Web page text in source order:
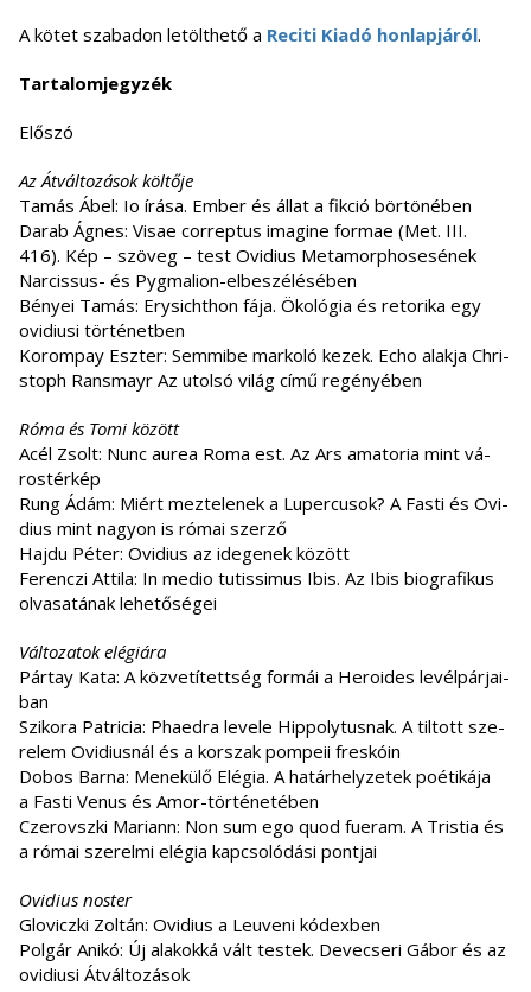
A kötet szabadon letölthető a Reciti Kiadó honlapjáról.
Tartalomjegyzék
Előszó
Az Átváltozások költője
Ta­más Ábel: Io írá­sa. Em­ber és ál­lat a fik­ció bör­tö­né­ben
Da­rab Ág­nes: Vi­sae cor­rep­tus ima­gi­ne for­mae (Met. III.
416). Kép – szö­veg – test Ovi­di­us Me­ta­mor­p­hos­esének
Narcissus- és Pygmalion-elbeszélésében
Bé­nyei Ta­más: Ery­sicht­hon fája. Öko­ló­gia és re­to­ri­ka egy
ovi­di­u­si tör­té­net­ben
Ko­rom­pay Esz­ter: Sem­mi­be mar­ko­ló ke­zek. Echo alak­ja Ch­ri­
stoph Rans­mayr Az utol­só vi­lág című re­gé­nyé­ben
Róma és Tomi között
Acél Zsolt: Nunc au­rea Roma est. Az Ars ama­to­ria mint vá­
ros­tér­kép
Rung Ádám: Mi­ért mez­te­le­nek a Lu­per­cu­sok? A Fa­sti és Ovi­
di­us mint na­gyon is ró­mai szer­ző
Haj­du Pé­ter: Ovi­di­us az ide­ge­nek kö­zött
Fe­ren­czi At­ti­la: In me­dio tu­tis­si­mus Ibis. Az Ibis biogra­fi­kus
ol­va­sa­tá­nak le­he­tő­sé­gei
Változatok elégiára
Pár­tay Kata: A köz­ve­tí­tett­ség for­mái a He­ro­id­es le­vél­pár­ja­i­
ban
Szi­ko­ra Pat­ri­cia: Pha­ed­ra le­ve­le Hip­p­oly­tus­nak. A til­tott sze­
re­lem Ovi­di­us­nál és a kor­szak pom­pe­ii fres­kó­in
Do­bos Bar­na: Me­ne­kü­lő Elé­gia. A ha­tár­hely­ze­tek po­é­ti­ká­ja
a Fa­sti Ve­nus és Amor-történetében
Cze­rovsz­ki Ma­ri­ann: Non sum ego quod fu­e­ram. A Tris­tia és
a ró­mai sze­rel­mi elé­gia kap­cso­ló­dá­si pont­jai
Ovidius noster
Glo­vicz­ki Zol­tán: Ovi­di­us a Le­u­ve­ni kó­dexben
Pol­gár Ani­kó: Új ala­kok­ká vált tes­tek. De­ve­cse­ri Gá­bor és az
ovi­di­u­si Át­vál­to­zá­sok